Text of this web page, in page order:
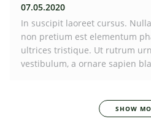
07.05.2020
In suscipit laoreet cursus.
non pretium est elementum
ultrices tristique. Ut rutrum
vestibulum, a ornare sapien
SHOW